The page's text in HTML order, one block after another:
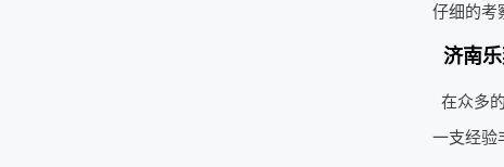
仔细的考
济南
在众多
一支经验